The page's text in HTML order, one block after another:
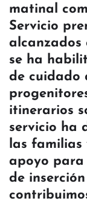
matinal
Servicio
alcanzados
se ha
de cuidado
itinerarios
servicio ha
las familias
apoyo para
de